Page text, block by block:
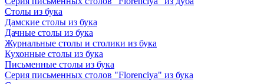
Столы из бука
Дамские столы из бука
Дачные столы из бука
Журнальные столы и столики из бука
Кухонные столы из бука
Письменные столы из бука
Серия письменных столов "Florenciya" из бука